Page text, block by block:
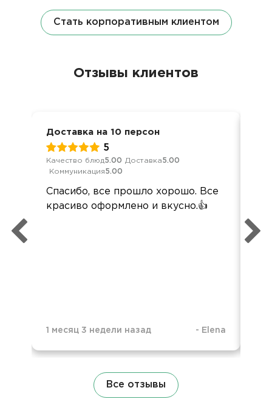
Стать корпоративным клиентом
Отзывы клиентов
Доставка на 10 персон
5
Качество блюд5.00 Доставка5.00
Коммуникация5.00
Спасибо, все прошло хорошо. Все
красиво оформлено и вкусно.👍
1 месяц 3 недели назад - Elena
Все отзывы